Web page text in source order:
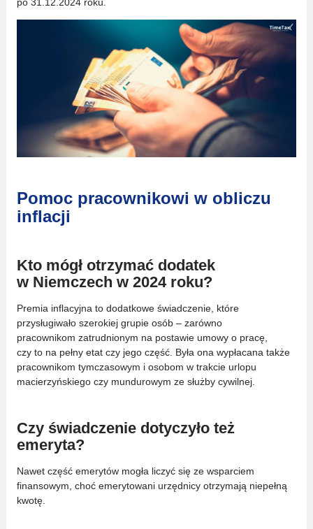
Pomoc pracownikowi w obliczu
inflacji
Kto mógł otrzymać dodatek
w Niemczech w 2024 roku?
Premia inflacyjna to dodatkowe świadczenie, które
przysługiwało szerokiej grupie osób – zarówno
pracownikom zatrudnionym na postawie umowy o pracę,
czy to na pełny etat czy jego część. Była ona wypłacana także
pracownikom tymczasowym i osobom w trakcie urlopu
macierzyńskiego czy mundurowym ze służby cywilnej.
Czy świadczenie dotyczyło też
emeryta?
Nawet część emerytów mogła liczyć się ze wsparciem
finansowym, choć emerytowani urzędnicy otrzymają niepełną
kwotę.